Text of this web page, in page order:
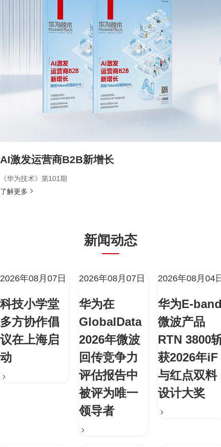
AI激发运营商B2B新增长
《华为技术》第101期
了解更多
新闻动态
2026年08月07日
科技小学堂
多方协作倡
议在上海启
动
2026年08月07日
华为在
GlobalData
2026年微波
回传竞争力
评估报告中
被评为唯一
领导者
2026年08月04
华为E-
微波产品
RTN 3800
获2026年iF
与红点双料
设计大奖